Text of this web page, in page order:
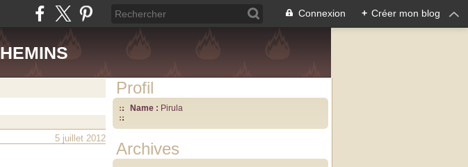
Connexion + Créer mon blog
5 juillet 2012
Profil
Name : Pirula
Archives